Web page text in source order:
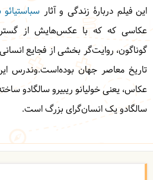
این فیلم دربارهٔ زندگی و آثار سباستیائو
عکاسی که که با عکس‌هایش از
گوناگون، روایت‌گر بخشی از فجایع
تاریخ معاصر جهان بوده‌است.وندرس
عکاس، یعنی خولیانو ریبیرو سالگادو
سالگادو یک انسان‌گرای بزرگ است.